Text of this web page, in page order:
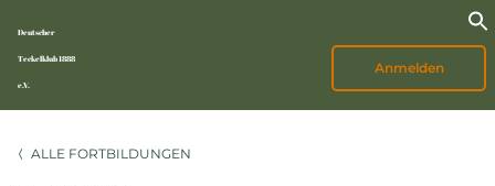
Deutscher
Teckelklub 1888
e.V.
Anmelden
ALLE FORTBILDUNGEN